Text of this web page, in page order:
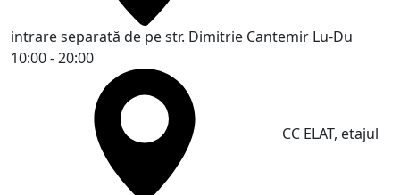
intrare separată de pe str. Dimitrie Cantemir Lu-Du
10:00 - 20:00
CC ELAT, etajul